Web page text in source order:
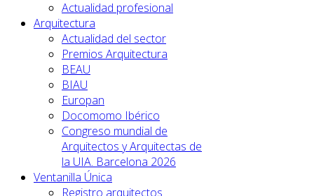
Actualidad profesional
Arquitectura
Actualidad del sector
Premios Arquitectura
BEAU
BIAU
Europan
Docomomo Ibérico
Congreso mundial de
Arquitectos y Arquitectas de
la UIA. Barcelona 2026
Ventanilla Única
Registro arquitectos